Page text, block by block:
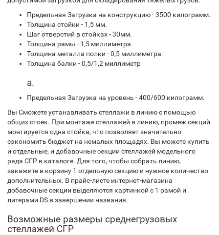
Предельная Загрузка на конструкцию - 3500 килограмм.
Толщина стойки - 1,5 мм.
Шаг отверстий в стойках - 30мм.
Толщина рамы - 1,5 миллиметра.
Толщина металла полки - 0,5 миллиметра.
Толщина балки - 0,5/1,2 миллиметр
а.
Предельная Загрузка на уровень - 400/600 килограмм.
Вы Сможете устанавливать стеллажи в линию с помощью
общих стоек. При монтаже стеллажей в линию, промеж секций
монтируется одна стойка, что позволяет значительно
сэкономить бюджет на немалых площадях. Вы можете купить
и отдельные, и добавочные секции стеллажей модельного
ряда СГР в каталоге. Для того, чтобы собрать линию,
закажите в корзину 1 отдельную секцию и нужное количество
дополнительных. В прайс-листе интернет-магазина
добавочные секции выделяются картинкой с 1 рамой и
литерами DS в завершении названия.
Возможные размеры среднегрузовых
стеллажей СГР